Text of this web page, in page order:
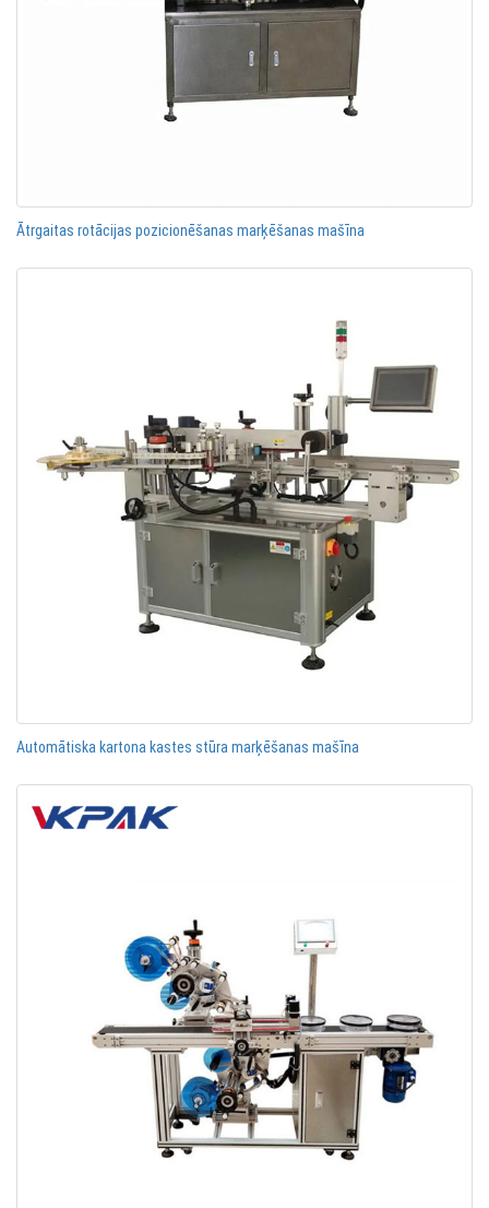
Ātrgaitas rotācijas pozicionēšanas marķēšanas mašīna
Automātiska kartona kastes stūra marķēšanas mašīna